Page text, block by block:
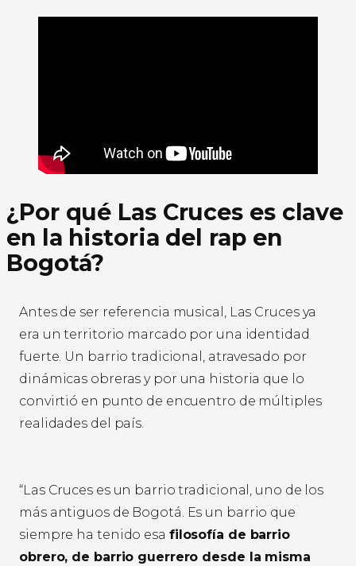
¿Por qué Las Cruces es clave
en la historia del rap en
Bogotá?
Antes de ser referencia musical, Las Cruces ya
era un territorio marcado por una identidad
fuerte. Un barrio tradicional, atravesado por
dinámicas obreras y por una historia que lo
convirtió en punto de encuentro de múltiples
realidades del país.
“Las Cruces es un barrio tradicional, uno de los
más antiguos de Bogotá. Es un barrio que
siempre ha tenido esa filosofía de barrio
obrero, de barrio guerrero desde la misma